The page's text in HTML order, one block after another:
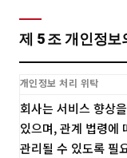
제 5 조 개인정보
개인정보 처리 위탁
회사는 서비스 향상
있으며, 관계 법령에
관리될 수 있도록 필